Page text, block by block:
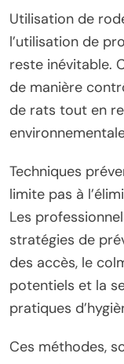
Utilisation de
l’utilisation de
reste inévitable.
de manière
de rats tout en
Techniques
limite pas à
Les
stratégies de
des accès, le
potentiels et la
pratiques
Ces méthodes,